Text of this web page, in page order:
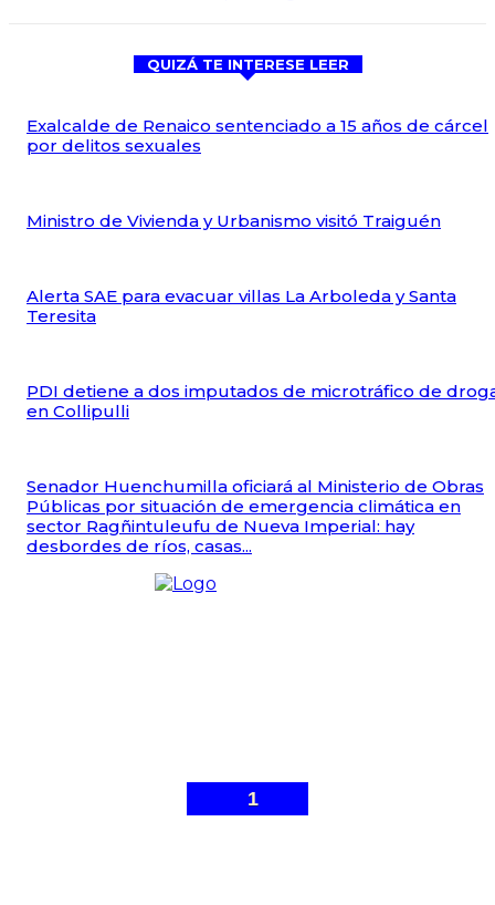
QUIZÁ TE INTERESE LEER
Exalcalde de Renaico sentenciado a 15 años de cárcel
por delitos sexuales
Ministro de Vivienda y Urbanismo visitó Traiguén
Alerta SAE para evacuar villas La Arboleda y Santa
Teresita
PDI detiene a dos imputados de microtráfico de
en Collipulli
Senador Huenchumilla oficiará al Ministerio de Obras
Públicas por situación de emergencia climática en
sector Ragñintuleufu de Nueva Imperial: hay
desbordes de ríos, casas...
1